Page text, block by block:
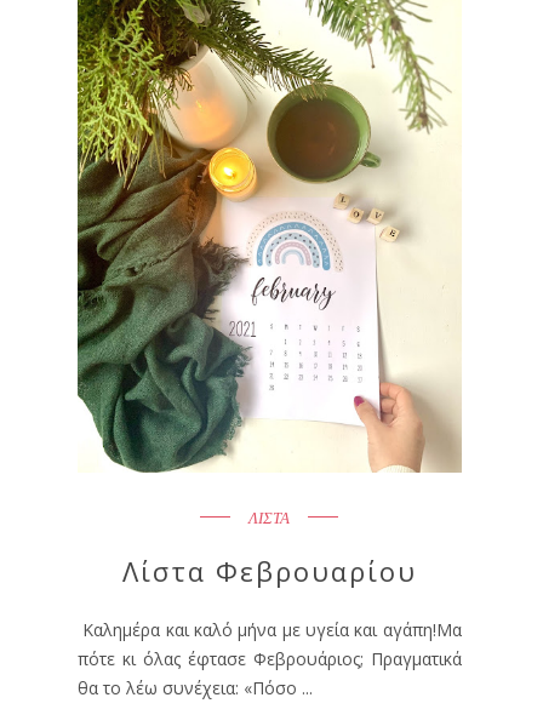
ΛΙΣΤΑ
Λίστα Φεβρουαρίου
Καλημέρα και καλό μήνα με υγεία και αγάπη!Μα
πότε κι όλας έφτασε Φεβρουάριος; Πραγματικά
θα το λέω συνέχεια: «Πόσο ...